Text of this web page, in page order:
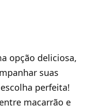
opção deliciosa,
suas
perfeita!
macarrão e